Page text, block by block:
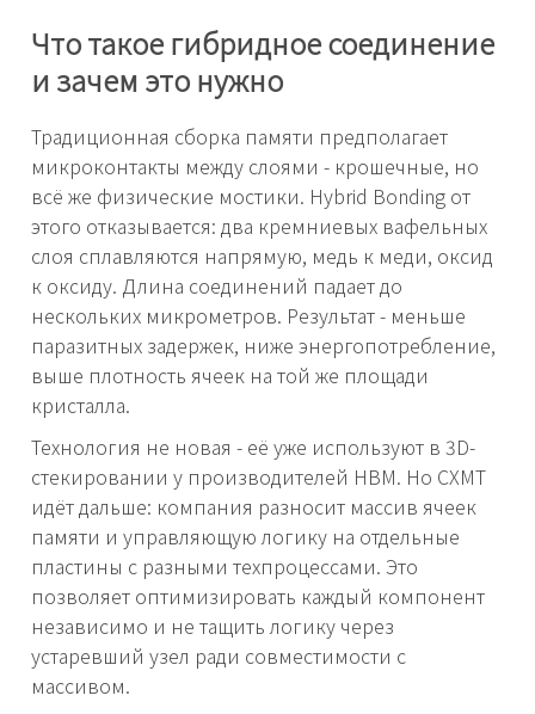
Что такое гибридное соединение
и зачем это нужно
Традиционная сборка памяти предполагает
микроконтакты между слоями - крошечные, но
всё же физические мостики. Hybrid Bonding от
этого отказывается: два кремниевых вафельных
слоя сплавляются напрямую, медь к меди, оксид
к оксиду. Длина соединений падает до
нескольких микрометров. Результат - меньше
паразитных задержек, ниже энергопотребление,
выше плотность ячеек на той же площади
кристалла.
Технология не новая - её уже используют в 3D-
стекировании у производителей HBM. Но CXMT
идёт дальше: компания разносит массив ячеек
памяти и управляющую логику на отдельные
пластины с разными техпроцессами. Это
позволяет оптимизировать каждый компонент
независимо и не тащить логику через
устаревший узел ради совместимости с
массивом.